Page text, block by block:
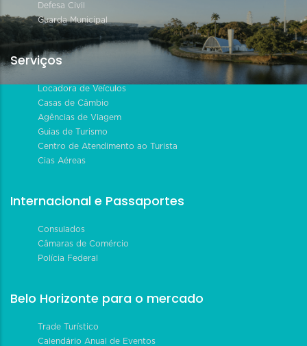
Defesa Civil
Guarda Municipal
Serviços
Locadora de Veículos
Casas de Câmbio
Agências de Viagem
Guias de Turismo
Centro de Atendimento ao Turista
Cias Aéreas
Internacional e Passaportes
Consulados
Câmaras de Comércio
Polícia Federal
Belo Horizonte para o mercado
Trade Turístico
Calendário Anual de Eventos